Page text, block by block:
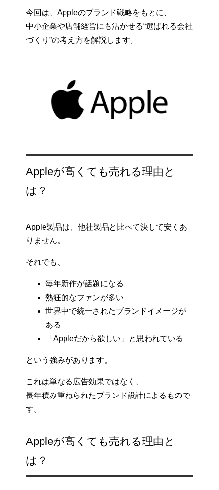
今回は、Appleのブランド戦略をもとに、
中小企業や店舗経営にも活かせる“選ばれる会社
づくり”の考え方を解説します。
Appleが高くても売れる理由と
は？
Apple製品は、他社製品と比べて決して安くあ
りません。
それでも、
毎年新作が話題になる
熱狂的なファンが多い
世界中で統一されたブランドイメージが
ある
「Appleだから欲しい」と思われている
という強みがあります。
これは単なる広告効果ではなく、
長年積み重ねられたブランド設計によるもので
す。
Appleが高くても売れる理由と
は？